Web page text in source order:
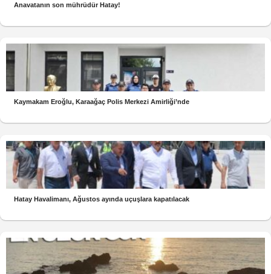
Anavatanın son mührüdür Hatay!
Kaymakam Eroğlu, Karaağaç Polis Merkezi Amirliği’nde
Hatay Havalimanı, Ağustos ayında uçuşlara kapatılacak